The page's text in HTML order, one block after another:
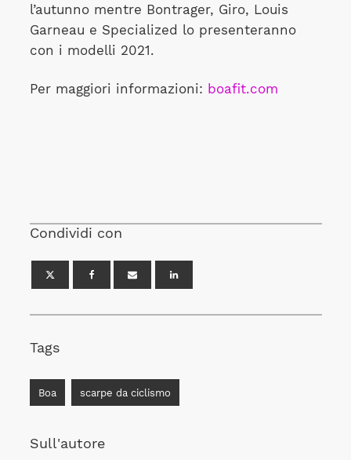
l’autunno mentre Bontrager, Giro, Louis
Garneau e Specialized lo presenteranno
con i modelli 2021.
Per maggiori informazioni: boafit.com
Condividi con
Tags
Boa scarpe da ciclismo
Sull'autore